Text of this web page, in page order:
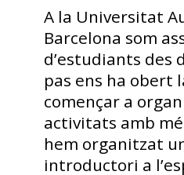
A la Universitat
Barcelona som
d’estudiants des
pas ens ha obert
començar a
activitats amb
hem organitzat
introductori a